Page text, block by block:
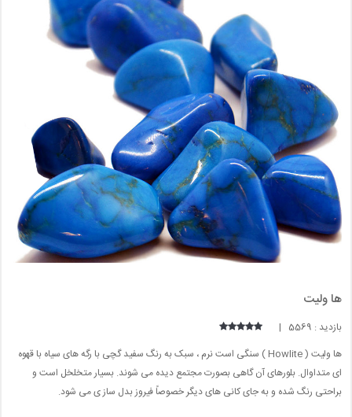
ها ولیت
بازدید : 5569 |
ها ولیت ( Howlite ) سنگی است نرم ، سبک به رنگ سفید گچی با رگه های سیاه با قهوه
ای متداوال. بلورهای آن گاهی بصورت مجتمع دیده می شوند. بسیار متخلخل است و
براحتی رنگ شده و به جای کانی های دیگر خصوصاً فیروز بدل ساز ی می شود.